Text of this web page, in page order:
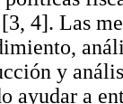
4]. Las
y
ayudar a